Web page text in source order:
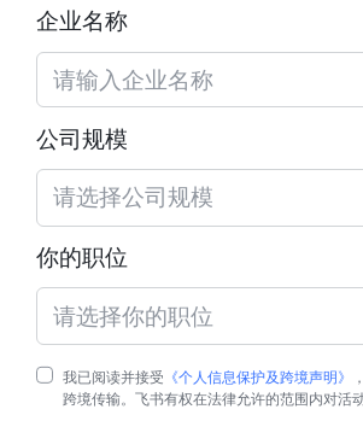
企业名称
公司规模
请选择公司规模
你的职位
请选择你的职位
我已阅读并接受 《个人信息保护及跨境声明》
跨境传输。飞书有权在法律允许的范围内对活